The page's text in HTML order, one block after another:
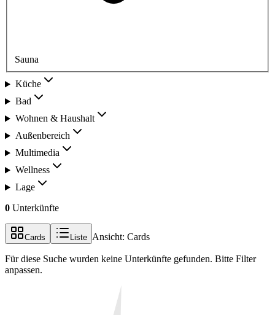
Sauna
Küche
Bad
Wohnen & Haushalt
Außenbereich
Multimedia
Wellness
Lage
0 Unterkünfte
Cards Liste Ansicht: Cards
Für diese Suche wurden keine Unterkünfte gefunden. Bitte Filter
anpassen.